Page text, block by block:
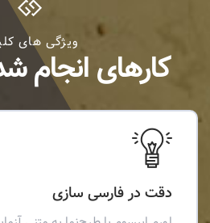
ویژگی های
کارهای انجام
دقت در فارسی سازی